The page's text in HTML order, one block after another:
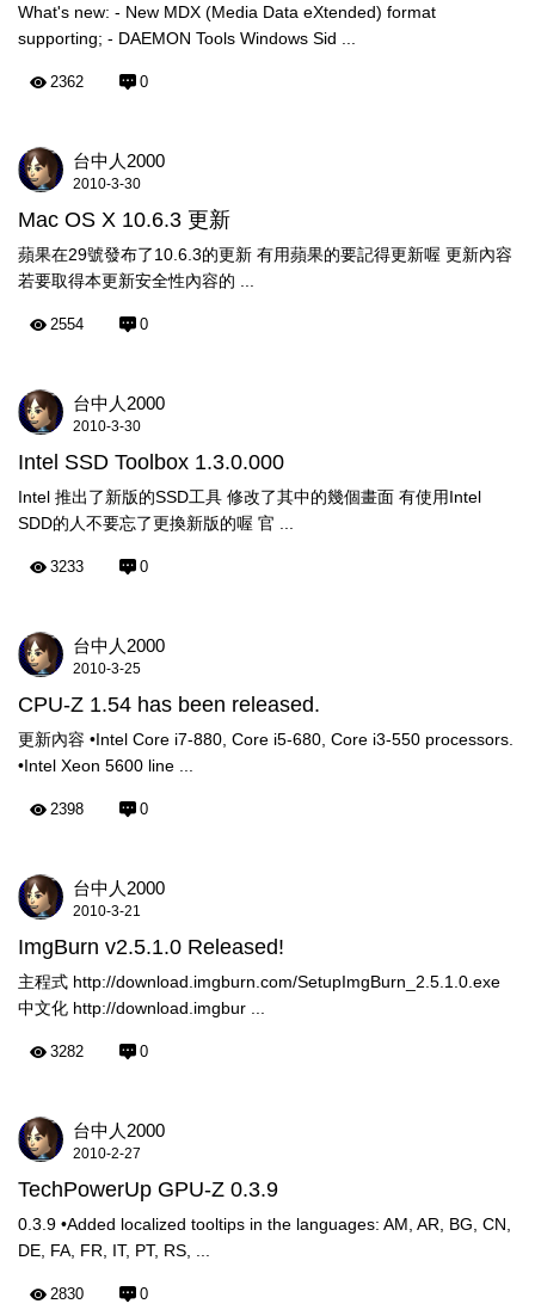
What's new: - New MDX (Media Data eXtended) format
supporting; - DAEMON Tools Windows Sid ...
2362 0
台中人2000
2010-3-30
Mac OS X 10.6.3 更新
蘋果在29號發布了10.6.3的更新 有用蘋果的要記得更新喔 更新內容
若要取得本更新安全性內容的 ...
2554 0
台中人2000
2010-3-30
Intel SSD Toolbox 1.3.0.000
Intel 推出了新版的SSD工具 修改了其中的幾個畫面 有使用Intel
SDD的人不要忘了更換新版的喔 官 ...
3233 0
台中人2000
2010-3-25
CPU-Z 1.54 has been released.
更新內容 •Intel Core i7-880, Core i5-680, Core i3-550 processors.
•Intel Xeon 5600 line ...
2398 0
台中人2000
2010-3-21
ImgBurn v2.5.1.0 Released!
主程式 http://download.imgburn.com/SetupImgBurn_2.5.1.0.exe
中文化 http://download.imgbur ...
3282 0
台中人2000
2010-2-27
TechPowerUp GPU-Z 0.3.9
0.3.9 •Added localized tooltips in the languages: AM, AR, BG, CN,
DE, FA, FR, IT, PT, RS, ...
2830 0